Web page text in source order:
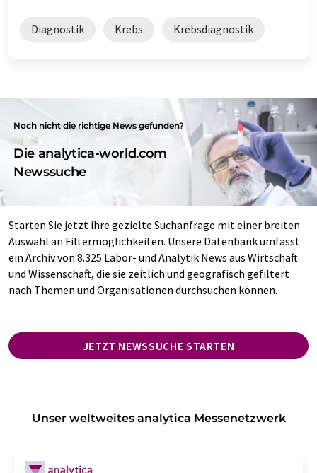
Diagnostik Krebs Krebsdiagnostik
Noch nicht die richtige News gefunden?
Die analytica-world.com
Newssuche
Starten Sie jetzt ihre gezielte Suchanfrage mit einer breiten
Auswahl an Filtermöglichkeiten. Unsere Datenbank umfasst
ein Archiv von 8.325 Labor- und Analytik News aus Wirtschaft
und Wissenschaft, die sie zeitlich und geografisch gefiltert
nach Themen und Organisationen durchsuchen können.
JETZT NEWSSUCHE STARTEN
Unser weltweites analytica Messenetzwerk